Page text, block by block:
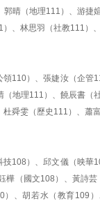
晴（地理111）、游
、林思羽（社教111）
110）、張婕汝（企
地理111）、饒辰書
舜雯（歷史111）、蕭
108）、邱文儀（映
（國文108）、黃詩
、胡若水（教育109